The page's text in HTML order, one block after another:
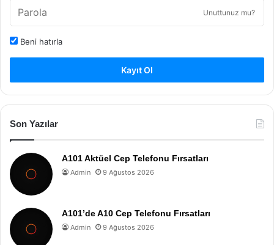
Unuttunuz mu?
Beni hatırla
Kayıt Ol
Son Yazılar
A101 Aktüel Cep Telefonu Fırsatları
Admin 9 Ağustos 2026
A101’de A10 Cep Telefonu Fırsatları
Admin 9 Ağustos 2026